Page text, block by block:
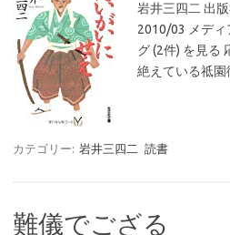
岩井三四二 出
2010/03 メディ
グ (2件) を見る
絶えている祗
カテゴリー: 岩井三四二 読書
難儀でござる